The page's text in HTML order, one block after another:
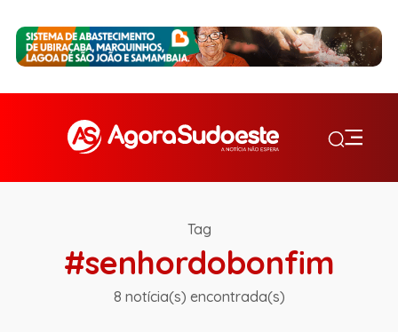
Tag
#senhordobonfim
8 notícia(s) encontrada(s)